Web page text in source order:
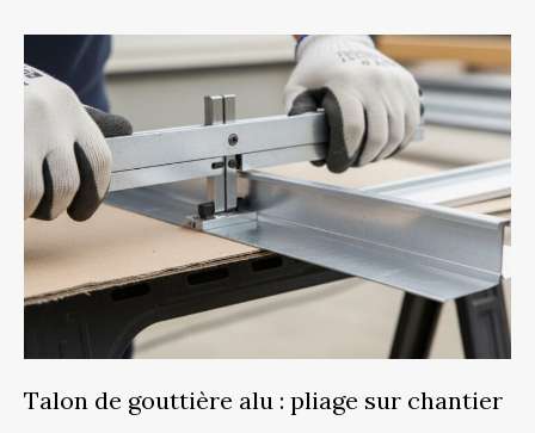
Talon de gouttière alu : pliage sur chantier